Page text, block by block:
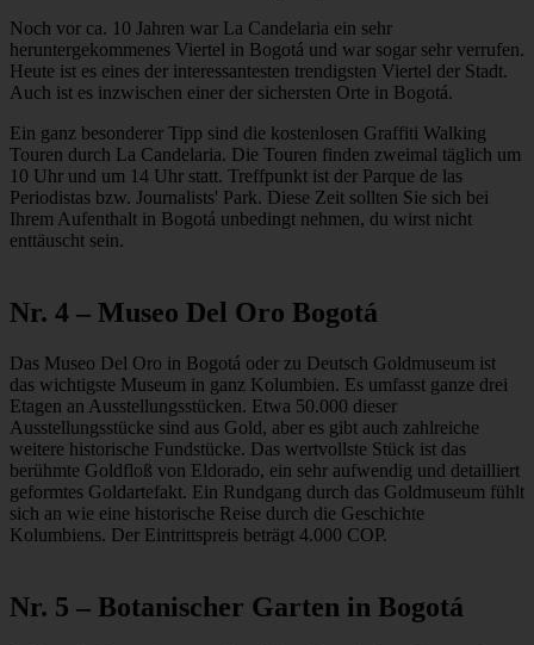
Noch vor ca. 10 Jahren war La Candelaria ein sehr
heruntergekommenes Viertel in Bogotá und war sogar sehr verrufen.
Heute ist es eines der interessantesten trendigsten Viertel der Stadt.
Auch ist es inzwischen einer der sichersten Orte in Bogotá.
Ein ganz besonderer Tipp sind die kostenlosen Graffiti Walking
Touren durch La Candelaria. Die Touren finden zweimal täglich um
10 Uhr und um 14 Uhr statt. Treffpunkt ist der Parque de las
Periodistas bzw. Journalists' Park. Diese Zeit sollten Sie sich bei
Ihrem Aufenthalt in Bogotá unbedingt nehmen, du wirst nicht
enttäuscht sein.
Nr. 4 – Museo Del Oro Bogotá
Das Museo Del Oro in Bogotá oder zu Deutsch Goldmuseum ist
das wichtigste Museum in ganz Kolumbien. Es umfasst ganze drei
Etagen an Ausstellungsstücken. Etwa 50.000 dieser
Ausstellungsstücke sind aus Gold, aber es gibt auch zahlreiche
weitere historische Fundstücke. Das wertvollste Stück ist das
berühmte Goldfloß von Eldorado, ein sehr aufwendig und detailliert
geformtes Goldartefakt. Ein Rundgang durch das Goldmuseum fühlt
sich an wie eine historische Reise durch die Geschichte
Kolumbiens. Der Eintrittspreis beträgt 4.000 COP.
Nr. 5 – Botanischer Garten in Bogotá